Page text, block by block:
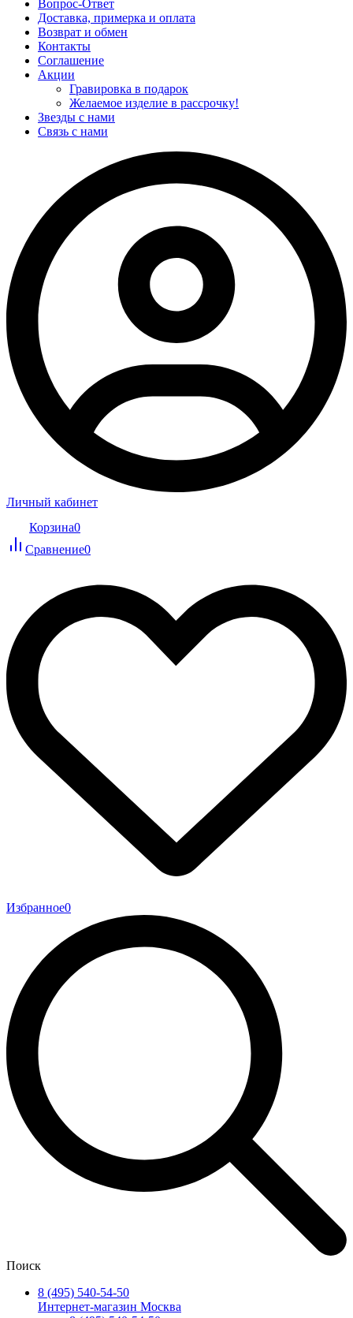
Вопрос-Ответ
Доставка, примерка и оплата
Возврат и обмен
Контакты
Соглашение
Акции
Гравировка в подарок
Желаемое изделие в рассрочку!
Звезды с нами
Связь с нами
Личный кабинет
Корзина0
Сравнение0
Избранное0
Поиск
8 (495) 540-54-50
Интернет-магазин Москва